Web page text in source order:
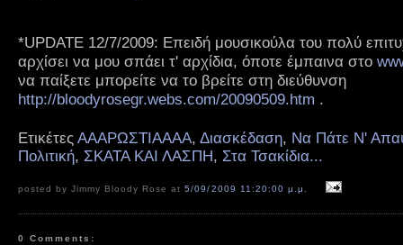
*UPDATE 12/7/2009: Επειδή μουσικούλα του πολύ
αρχίσει να μου σπάει τ' αρχίδια, όποτε έμπαινα στο
να παίξετε μπορείτε να το βρείτε στη διεύθυνση
http://bloodyrosegr.webs.com/20090509.htm .
Ετικέτες ΑΑΑΡΩΣΤΙΑΑΑΑ, Διασκέδαση, Να Πάτε Ν'
Πολιτική, ΣΚΑΤΑ ΚΑΙ ΛΑΣΠΗ, Στα Τσακίδια...
posted by Jimmy Bloody Rose at5/09/2009 11:20:00 μ.μ.
0 Comments: